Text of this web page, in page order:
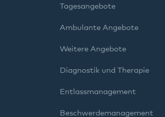
Tagesangebote
Ambulante Angebote
Weitere Angebote
Diagnostik und Therapie
Entlassmanagement
Beschwerdemanagement